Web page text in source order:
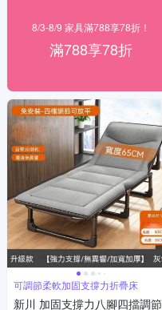
8/3-8/9 家具滿788享78折！
滿788享78折
可調節柔軟加固支撐力折疊床
新川 加固支撐力八腳四擋調節